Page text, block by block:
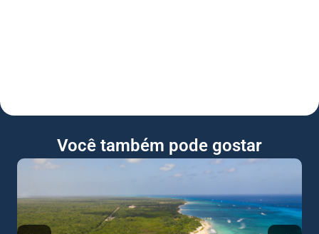
Você também pode gostar